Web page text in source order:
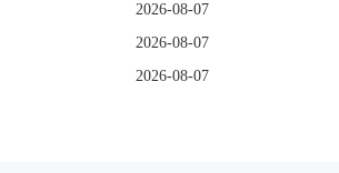
2026-08-07
2026-08-07
2026-08-07